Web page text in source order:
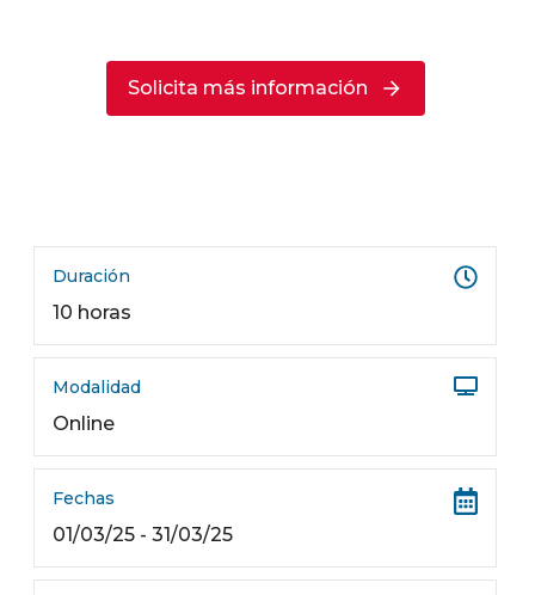
Solicita más información
Duración
10 horas
Modalidad
Online
Fechas
01/03/25 - 31/03/25